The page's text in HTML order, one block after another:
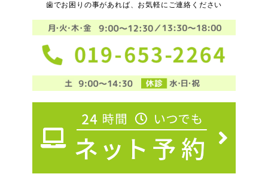
歯でお困りの事があれば、お気軽にご連絡ください